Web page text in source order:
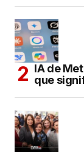
IA de
que